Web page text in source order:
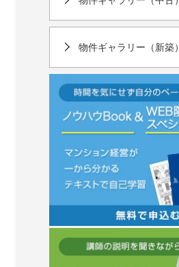
物件ギャラリー（新築）